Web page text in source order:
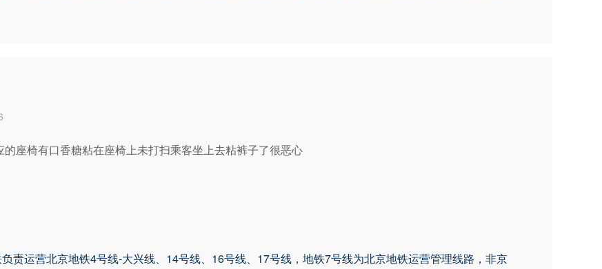
座椅有口香糖粘在座椅上未打扫乘客坐上去粘裤子了很恶心
责运营北京地铁4号线-大兴线、14号线、16号线、17号线，地铁7号线为北京地铁运营管理线路，非京